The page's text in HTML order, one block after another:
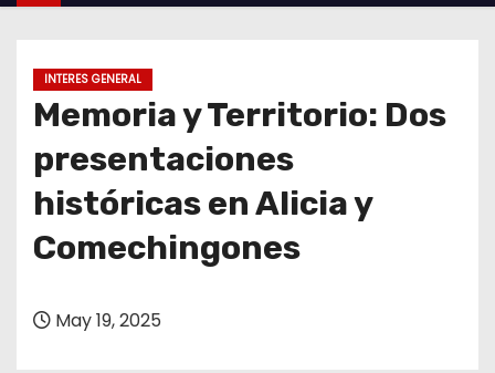
o
INTERES GENERAL
Memoria y Territorio: Dos
presentaciones
históricas en Alicia y
Comechingones
May 19, 2025